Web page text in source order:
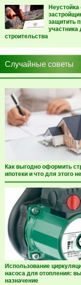
Неустойка
защитить
участника
строительства
Случайные советы
Как выгодно оформить
ипотеки и что для этого
Использование
насоса для отопления:
назначение